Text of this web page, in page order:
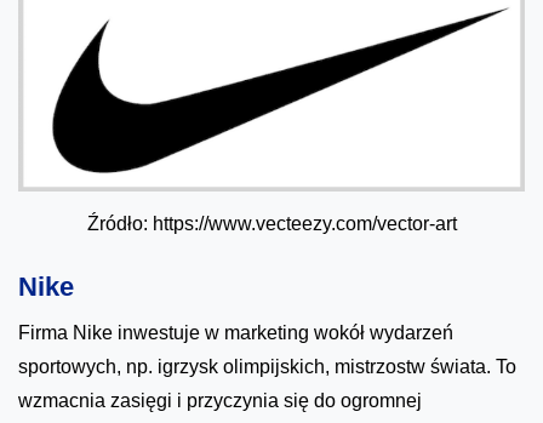
Źródło: https://www.vecteezy.com/vector-art
Nike
Firma Nike inwestuje w marketing wokół wydarzeń
sportowych, np. igrzysk olimpijskich, mistrzostw świata. To
wzmacnia zasięgi i przyczynia się do ogromnej